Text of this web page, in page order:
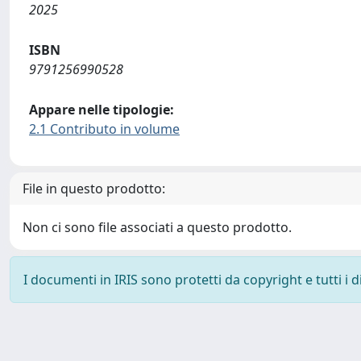
2025
ISBN
9791256990528
Appare nelle tipologie:
2.1 Contributo in volume
File in questo prodotto:
Non ci sono file associati a questo prodotto.
I documenti in IRIS sono protetti da copyright e tutti i